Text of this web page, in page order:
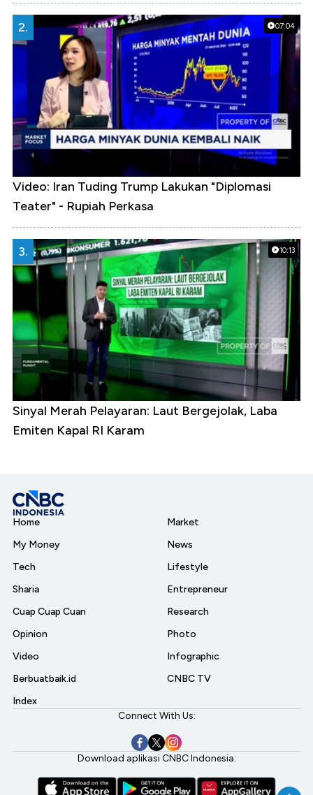
07:04
2.
Video: Iran Tuding Trump Lakukan "Diplomasi
Teater" - Rupiah Perkasa
10:13
3.
Sinyal Merah Pelayaran: Laut Bergejolak, Laba
Emiten Kapal RI Karam
Home
My Money
Tech
Sharia
Cuap Cuap Cuan
Opinion
Video
Berbuatbaik.id
Index
Market
News
Lifestyle
Entrepreneur
Research
Photo
Infographic
CNBC TV
Connect With Us:
Download aplikasi CNBC Indonesia: